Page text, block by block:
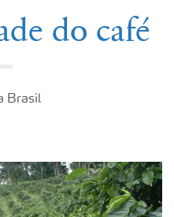
do café
Brasil